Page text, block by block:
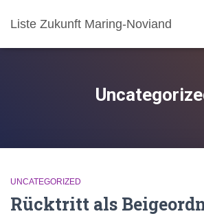
Liste Zukunft Maring-Noviand
UNCATEGORIZED
Rücktritt als